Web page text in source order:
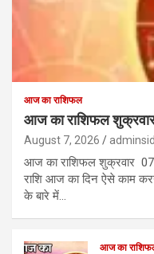
आज का राशिफल
आज का राशिफल
August 7, 2026
आज का राशिफल शुक्रवार
राशि आज का दिन ऐसे काम
के बारे में…
आज का